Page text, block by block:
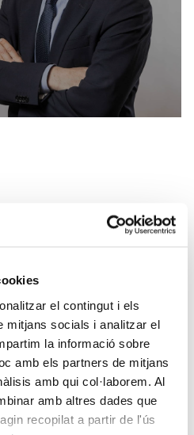
el contingut i els
mitjans socials i analitzar el
la informació sobre
amb els partners de mitjans
amb qui col·laborem. Al
amb altres dades que
recopilat a partir de l'ús